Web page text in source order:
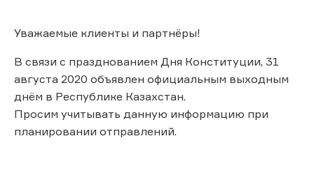
Уважаемые клиенты и партнёры!
В связи с празднованием Дня Конституции, 31
августа 2020 объявлен официальным выходным
днём в Республике Казахстан.
Просим учитывать данную информацию при
планировании отправлений.